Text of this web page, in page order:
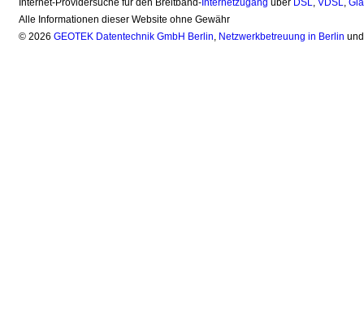
Internet-Providersuche für den Breitband- Internetzugang über DSL,VDSL,
Alle Informationen dieser Website ohne Gewähr
© 2026GEOTEK Datentechnik GmbH Berlin, Netzwerkbetreuung in Berlin